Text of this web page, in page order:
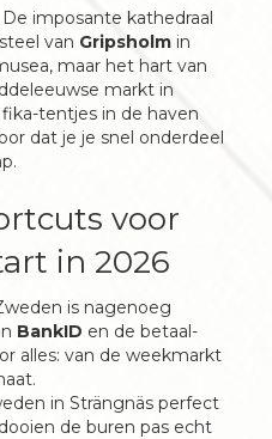
imposante kathedraal
van Gripsholm in
maar het hart van
markt in
tentjes in de haven
dat je je snel onderdeel
voor
in 2026
is nagenoeg
BankID en de betaal-
alles: van de weekmarkt
in Strängnäs perfect
de buren pas echt